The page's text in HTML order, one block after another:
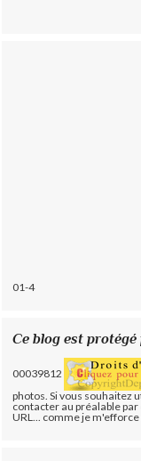
01-4
Ce blog est
00039812
photos. Si vous souhaitez
contacter au préalable
URL... comme je